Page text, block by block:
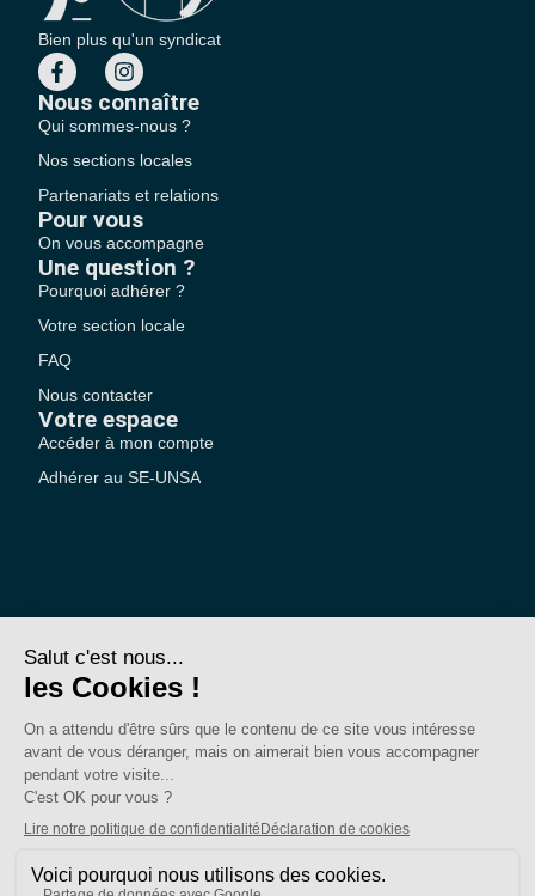
Bien plus qu'un syndicat
Nous connaître
Qui sommes-nous ?
Nos sections locales
Partenariats et relations
Pour vous
On vous accompagne
Une question ?
Pourquoi adhérer ?
Votre section locale
FAQ
Nous contacter
Votre espace
Accéder à mon compte
Adhérer au SE-UNSA
SE-Unsa est un syndicat de l’UNSA
Politique de confidentialité